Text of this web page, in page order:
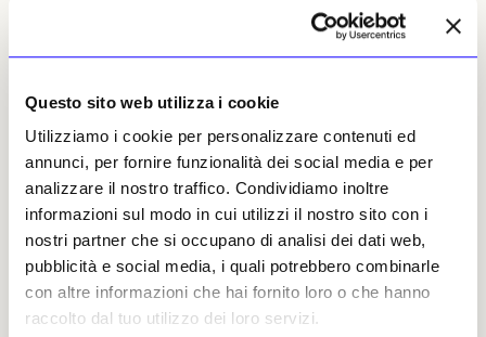
Questo sito web utilizza i cookie
Utilizziamo i cookie per personalizzare contenuti ed
annunci, per fornire funzionalità dei social media e per
analizzare il nostro traffico. Condividiamo inoltre
informazioni sul modo in cui utilizzi il nostro sito con i
nostri partner che si occupano di analisi dei dati web,
pubblicità e social media, i quali potrebbero combinarle
con altre informazioni che hai fornito loro o che hanno
raccolto dal tuo utilizzo dei loro servizi.
Torey Akers, 10 aprile 2025 | ©
Torey Akers
Leggi i suoi articoli